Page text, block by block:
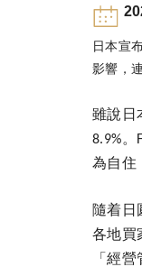
日本宣
影響，
雖說日
8.9%。
為自住
隨着日
各地買
「經